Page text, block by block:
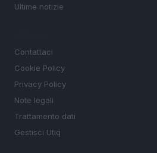
Ultime notizie
Contattaci
Cookie Policy
Privacy Policy
Note legali
Trattamento dati
Gestisci Utiq